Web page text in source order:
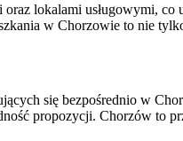
lokalami usługowymi,
w Chorzowie to nie
się bezpośrednio w
propozycji. Chorzów to